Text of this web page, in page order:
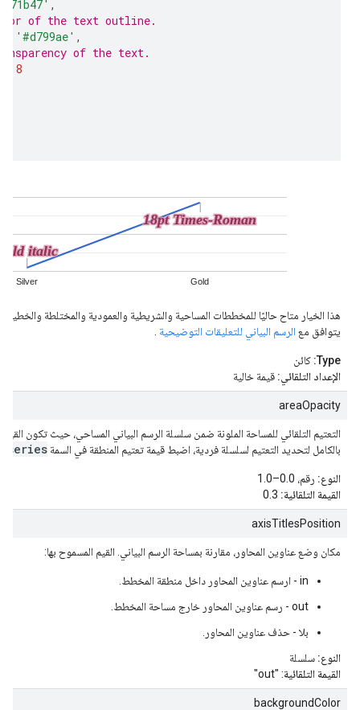
,
of the text outline.
'#d799ae' ,
of the text.
0.8
هذا الخيار متاح حاليًا للمخططات المساحية والشريطية والعمودية والمختلطة والخطية
يتوافق مع الرسم البياني للتعليقات التوضيحية
Type: كائن
الإعداد التلقائي: قيمة خالية
areaOpacity
بالكامل لتحديد التعتيم لسلسلة فردية، اضبط قيمة تعتيم المنطقة في السمة series
النوع: رقم، 0.0–1.0
القيمة التلقائية:
axisTitlesPosition
مكان وضع عناوين المحاور، مقارنة بمساحة الرسم البياني. القيم المسموح بها:
in - ارسم عناوين المحاور داخل منطقة المخطط.
out - رسم عناوين المحاور خارج مساحة المخطط.
بلا - حذف عناوين المحاور.
النوع: سلسلة
القيمة التلقائية: "out"
backgroundColor